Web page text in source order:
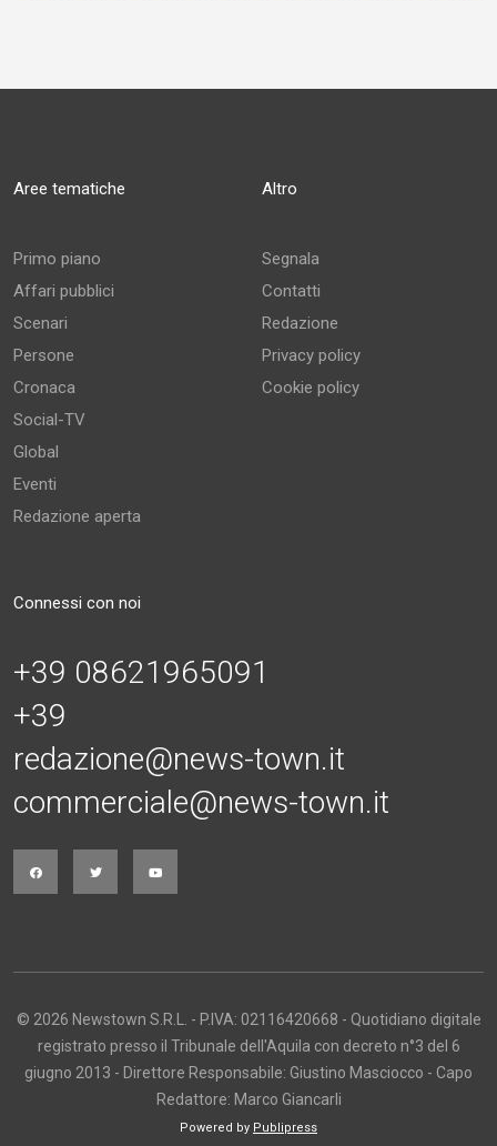
Aree tematiche
Primo piano
Affari pubblici
Scenari
Persone
Cronaca
Social-TV
Global
Eventi
Redazione aperta
Altro
Segnala
Contatti
Redazione
Privacy policy
Cookie policy
Connessi con noi
+39 08621965091
+39
redazione@news-town.it
commerciale@news-town.it
© 2026 Newstown S.R.L. - P.IVA: 02116420668 - Quotidiano digitale
registrato presso il Tribunale dell'Aquila con decreto n°3 del 6
giugno 2013 - Direttore Responsabile: Giustino Masciocco - Capo
Redattore: Marco Giancarli
Powered by Publipress